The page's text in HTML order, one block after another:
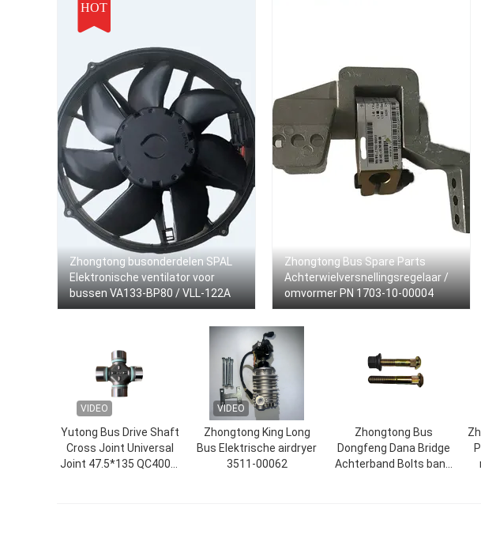
HOT
Zhongtong busonderdelen SPAL
Elektronische ventilator voor
bussen VA133-BP80 / VLL-122A
Zhongtong Bus Spare Parts
Achterwielversnellingsregelaar /
omvormer PN 1703-10-00004
VIDEO
Yutong Bus Drive Shaft
Cross Joint Universal
Joint 47.5*135 QC4000-
VIDEO
Zhongtong King Long
Bus Elektrische airdryer
3511-00062
Zhongtong Bus
Dongfeng Dana Bridge
Achterband Bolts band